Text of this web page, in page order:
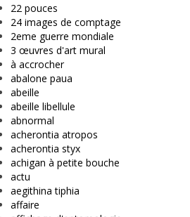
22 pouces
24 images de comptage
2eme guerre mondiale
3 œuvres d'art mural
à accrocher
abalone paua
abeille
abeille libellule
abnormal
acherontia atropos
acherontia styx
achigan à petite bouche
actu
aegithina tiphia
affaire